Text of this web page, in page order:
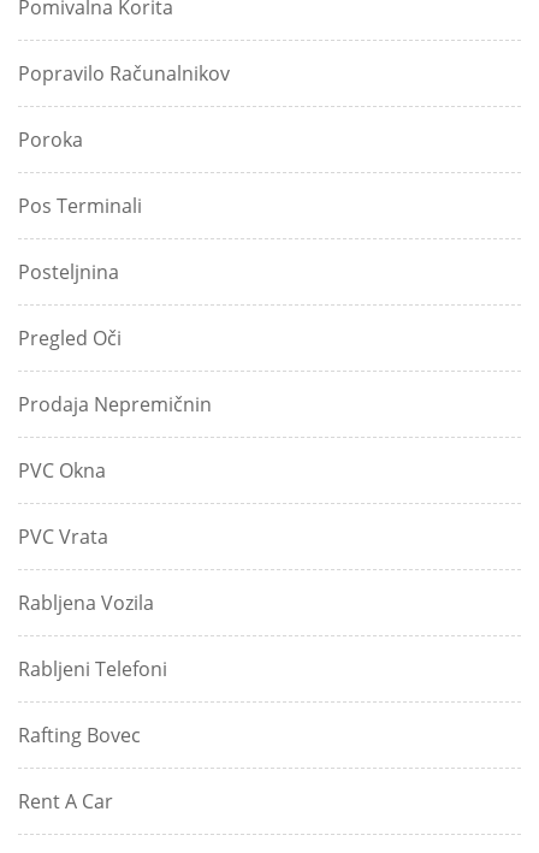
Pomivalna Korita
Popravilo Računalnikov
Poroka
Pos Terminali
Posteljnina
Pregled Oči
Prodaja Nepremičnin
PVC Okna
PVC Vrata
Rabljena Vozila
Rabljeni Telefoni
Rafting Bovec
Rent A Car